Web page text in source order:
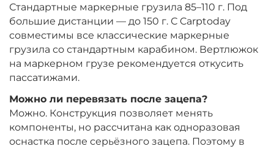
Стандартные маркерные грузила 85–110 г. Под
большие дистанции — до 150 г. С Carptoday
совместимы все классические маркерные
грузила со стандартным карабином. Вертлюжок
на маркерном грузе рекомендуется откусить
пассатижами.
Можно ли перевязать после зацепа?
Можно. Конструкция позволяет менять
компоненты, но рассчитана как одноразовая
оснастка после серьёзного зацепа. Поэтому в